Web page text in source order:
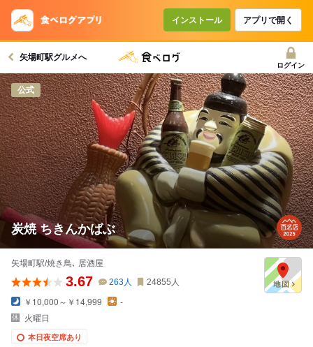
インストール アプリで開く
矢場町駅グルメへ
ログイン
公式
炭焼 ちきんかばぶ
矢場町駅/焼き鳥､ 居酒屋
3.67 263人 24855 人
￥10,000～￥14,999
-
火曜日
本日夜空席あり